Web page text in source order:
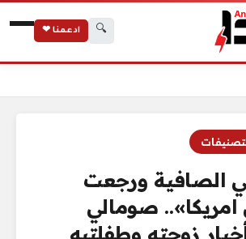
🔍 ادعمنا ❤
الصافية ورجعت
صومالي
زوجته وطفلتيه